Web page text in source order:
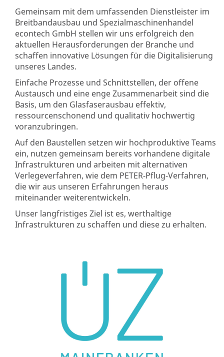
Gemeinsam mit dem umfassenden Dienstleister im
Breitbandausbau und Spezialmaschinenhandel
econtech GmbH stellen wir uns erfolgreich den
aktuellen Herausforderungen der Branche und
schaffen innovative Lösungen für die Digitalisierung
unseres Landes.
Einfache Prozesse und Schnittstellen, der offene
Austausch und eine enge Zusammenarbeit sind die
Basis, um den Glasfaserausbau effektiv,
ressourcenschonend und qualitativ hochwertig
voranzubringen.
Auf den Baustellen setzen wir hochproduktive Teams
ein, nutzen gemeinsam bereits vorhandene digitale
Infrastrukturen und arbeiten mit alternativen
Verlegeverfahren, wie dem PETER-Pflug-Verfahren,
die wir aus unseren Erfahrungen heraus
miteinander weiterentwickeln.
Unser langfristiges Ziel ist es, werthaltige
Infrastrukturen zu schaffen und diese zu erhalten.